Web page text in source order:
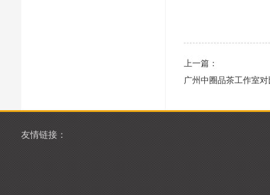
上一篇：
广州中圈品茶工作室
友情链接：